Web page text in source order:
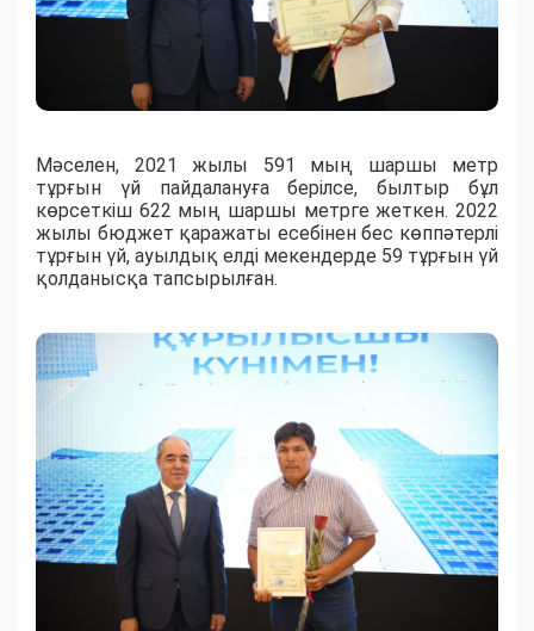
Мәселен, 2021 жылы 591 мың шаршы метр
тұрғын үй пайдалануға берілсе, былтыр бұл
көрсеткіш 622 мың шаршы метрге жеткен. 2022
жылы бюджет қаражаты есебінен бес көппәтерлі
тұрғын үй, ауылдық елді мекендерде 59 тұрғын үй
қолданысқа тапсырылған.